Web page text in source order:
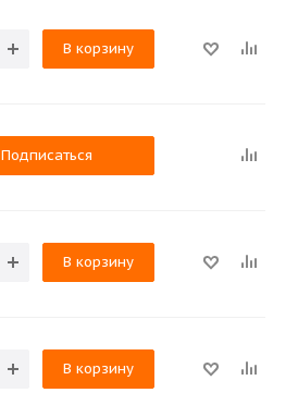
В корзину
Подписаться
В корзину
В корзину